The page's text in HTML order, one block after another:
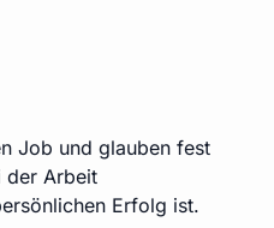
Job und glauben fest
der Arbeit
Erfolg ist.